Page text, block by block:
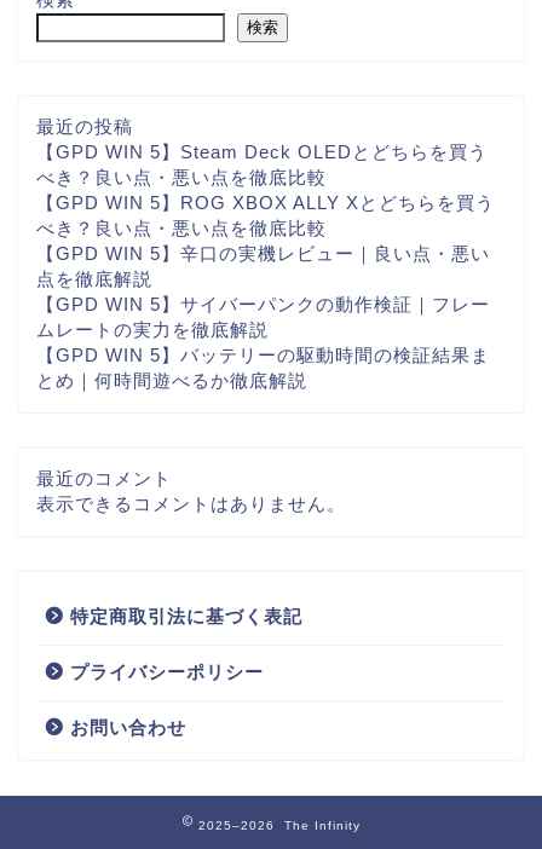
検索
最近の投稿
【GPD WIN 5】Steam Deck OLEDとどちらを買う
べき？良い点・悪い点を徹底比較
【GPD WIN 5】ROG XBOX ALLY Xとどちらを買う
べき？良い点・悪い点を徹底比較
【GPD WIN 5】辛口の実機レビュー｜良い点・悪い
点を徹底解説
【GPD WIN 5】サイバーパンクの動作検証｜フレー
ムレートの実力を徹底解説
【GPD WIN 5】バッテリーの駆動時間の検証結果ま
とめ｜何時間遊べるか徹底解説
最近のコメント
表示できるコメントはありません。
特定商取引法に基づく表記
プライバシーポリシー
お問い合わせ
2025–2026 The Infinity